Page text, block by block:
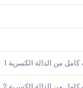
من الدالة الكسرية 1